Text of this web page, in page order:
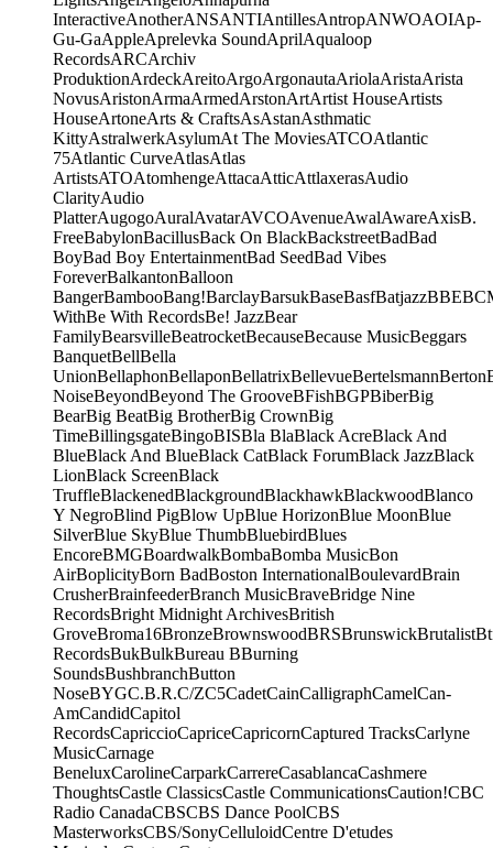
InteractiveAnotherANSANTIAntillesAntropANWOAOIAp-
Gu-GaAppleAprelevka SoundAprilAqualoop
RecordsARCArchiv
ProduktionArdeckAreitoArgoArgonautaAriolaAristaArista
NovusAristonArmaArmedArstonArtArtist HouseArtists
HouseArtoneArts & CraftsAsAstanAsthmatic
KittyAstralwerkAsylumAt The MoviesATCOAtlantic
75Atlantic CurveAtlasAtlas
ArtistsATOAtomhengeAttacaAtticAttlaxerasAudio
ClarityAudio
PlatterAugogoAuralAvatarAVCOAvenueAwalAwareAxisB.
FreeBabylonBacillusBack On BlackBackstreetBadBad
BoyBad Boy EntertainmentBad SeedBad Vibes
ForeverBalkantonBalloon
BangerBambooBang!BarclayBarsukBaseBasfBatjazzBBE
WithBe With RecordsBe! JazzBear
FamilyBearsvilleBeatrocketBecauseBecause MusicBeggars
BanquetBellBella
UnionBellaphonBellaponBellatrixBellevueBertelsmannBerton
NoiseBeyondBeyond The GrooveBFishBGPBiberBig
BearBig BeatBig BrotherBig CrownBig
TimeBillingsgateBingoBISBla BlaBlack AcreBlack And
BlueBlack And BlueBlack CatBlack ForumBlack JazzBlack
LionBlack ScreenBlack
TruffleBlackenedBlackgroundBlackhawkBlackwoodBlanco
Y NegroBlind PigBlow UpBlue HorizonBlue MoonBlue
SilverBlue SkyBlue ThumbBluebirdBlues
EncoreBMGBoardwalkBombaBomba MusicBon
AirBoplicityBorn BadBoston InternationalBoulevardBrain
CrusherBrainfeederBranch MusicBraveBridge Nine
RecordsBright Midnight ArchivesBritish
GroveBroma16BronzeBrownswoodBRSBrunswickBrutalist
RecordsBukBulkBureau BBurning
SoundsBushbranchButton
NoseBYGC.B.R.C/ZC5CadetCainCalligraphCamelCan-
AmCandidCapitol
RecordsCapriccioCapriceCapricornCaptured TracksCarlyne
MusicCarnage
BeneluxCarolineCarparkCarrereCasablancaCashmere
ThoughtsCastle ClassicsCastle CommunicationsCaution!CBC
Radio CanadaCBSCBS Dance PoolCBS
MasterworksCBS/SonyCelluloidCentre D'etudes